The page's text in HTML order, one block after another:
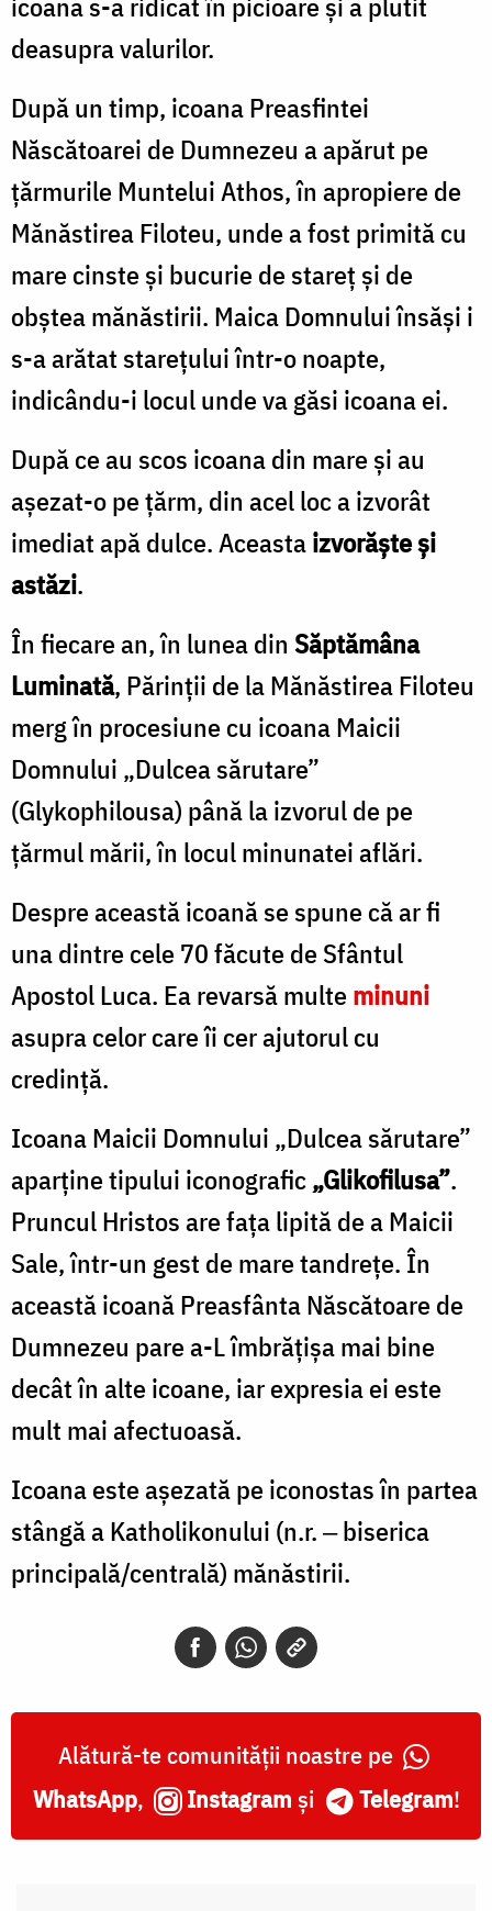
icoana s-a ridicat în picioare și a plutit
deasupra valurilor.
După un timp, icoana Preasfintei
Născătoarei de Dumnezeu a apărut pe
țărmurile Muntelui Athos, în apropiere de
Mănăstirea Filoteu, unde a fost primită cu
mare cinste și bucurie de stareț și de
obștea mănăstirii. Maica Domnului însăși i
s-a arătat starețului într-o noapte,
indicându-i locul unde va găsi icoana ei.
După ce au scos icoana din mare și au
așezat-o pe țărm, din acel loc a izvorât
imediat apă dulce. Aceastaizvorăște și
astăzi.
În fiecare an, în lunea din Săptămâna
Luminată, Părinții de la Mănăstirea Filoteu
merg în procesiune cu icoana Maicii
Domnului „Dulcea sărutare”
(Glykophilousa) până la izvorul de pe
țărmul mării, în locul minunatei aflări.
Despre această icoană se spune că ar fi
una dintre cele 70 făcute de Sfântul
Apostol Luca. Ea revarsă multeminuni
asupra celor care îi cer ajutorul cu
credință.
Icoana Maicii Domnului „Dulcea sărutare”
aparține tipului iconografic„Glikofilusa”.
Pruncul Hristos are fața lipită de a Maicii
Sale, într-un gest de mare tandrețe. În
această icoană Preasfânta Născătoare de
Dumnezeu pare a-L îmbrățișa mai bine
decât în alte icoane, iar expresia ei este
mult mai afectuoasă.
Icoana este așezată pe iconostas în partea
stângă a Katholikonului (n.r. ‒ biserica
principală/centrală) mănăstirii.
Alătură-te comunității noastre pe
WhatsApp, Instagram și Telegram!